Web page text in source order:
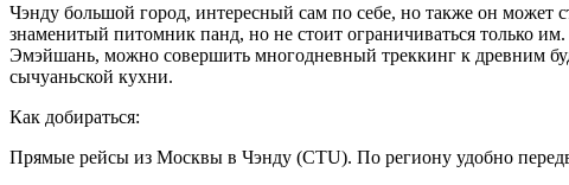
Чэнду большой город, интересный сам по себе, но также он может
знаменитый питомник панд, но не стоит ограничиваться только
Эмэйшань, можно совершить многодневный треккинг к древним
сычуаньской кухни.
Как добираться:
Прямые рейсы из Москвы в Чэнду (CTU). По региону удобно